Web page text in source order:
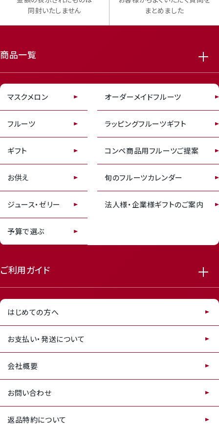
receipt_long
同封いたしません
contact_support
まとめました
商品一覧
マスクメロン
フルーツ
ギフト
お供え
ジュース・ゼリー
予算で選ぶ
オーダーメイドフルーツ
ラッピングフルーツギフト
コンペ商品用フルーツご提案
旬のフルーツカレンダー
法人様・企業様ギフトのご案内
ご利用ガイド
はじめての方へ
お支払い・発送について
会社概要
お問い合わせ
返品特約について